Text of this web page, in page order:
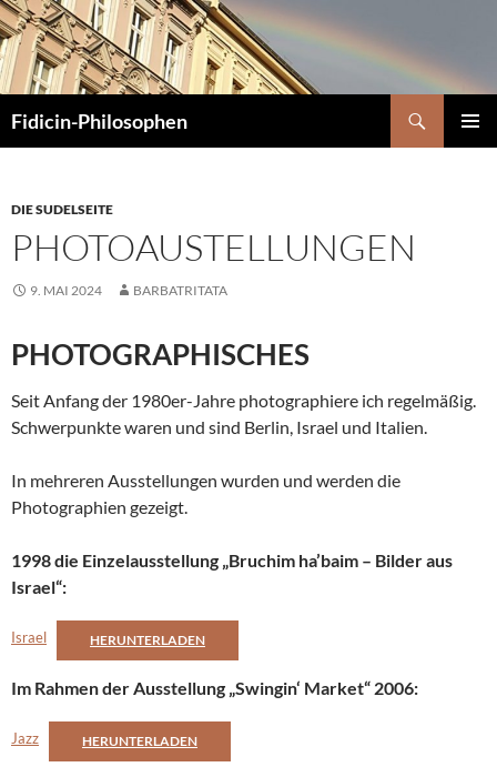
Zum
Inhalt
springen
Fidicin-Philosophen
DIE SUDELSEITE
PHOTOAUSTELLUNGEN
9. MAI 2024 BARBATRITATA
PHOTOGRAPHISCHES
Seit Anfang der 1980er-Jahre photographiere ich regelmäßig.
Schwerpunkte waren und sind Berlin, Israel und Italien.
In mehreren Ausstellungen wurden und werden die
Photographien gezeigt.
1998 die Einzelausstellung „Bruchim ha’baim – Bilder aus
Israel“:
Israel HERUNTERLADEN
Im Rahmen der Ausstellung „Swingin‘ Market“ 2006:
Jazz HERUNTERLADEN